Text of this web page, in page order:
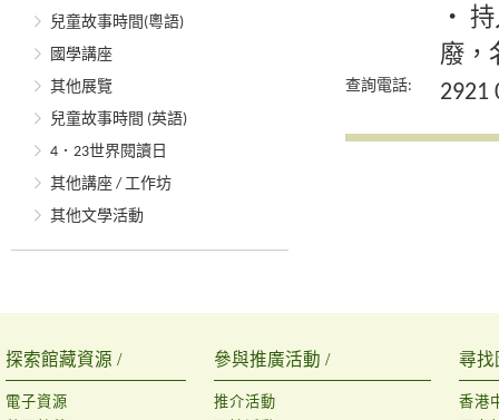
兒童故事時間(粵語)
國學講座
其他展覽
兒童故事時間 (英語)
4．23世界閱讀日
其他講座 / 工作坊
其他文學活動
‧
廢，
查詢電話: 2921
探索館藏資源 /
電子資源
參與推廣活動 /
推介活動
尋找
香港